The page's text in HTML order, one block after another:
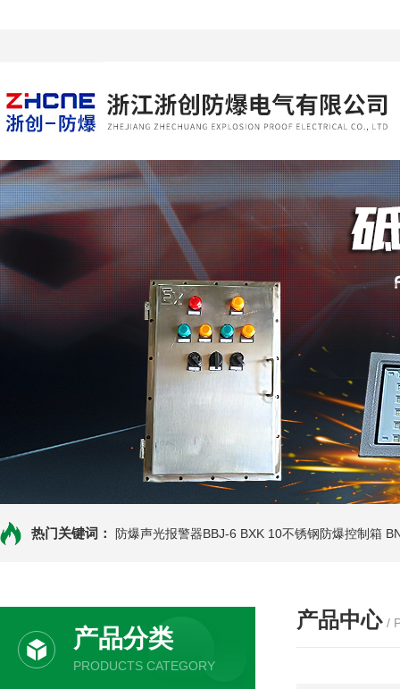
热门关键词： 防爆声光报警器BBJ-6 BXK 10不锈钢防爆控制箱
产品分类
PRODUCTS CATEGORY
产品中心 /